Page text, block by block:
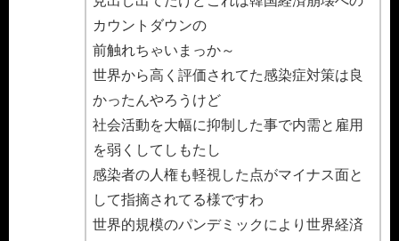
カウントダウンの
前触れちゃいまっか～
世界から高く評価されてた感染症対策は良
かったんやろうけど
社会活動を大幅に抑制した事で内需と雇用
を弱くしてしもたし
感染者の人権も軽視した点がマイナス面と
して指摘されてる様ですわ
世界的規模のパンデミックにより世界経済